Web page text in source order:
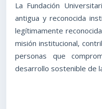
La Fundación
antigua y reconocida
legítimamente
misión institucional,
personas que
desarrollo sostenible de